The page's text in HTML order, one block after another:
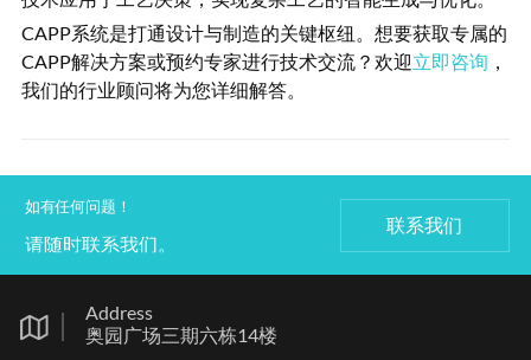
CAPP系统是打通设计与制造的关键枢纽。想要获取专属的
CAPP解决方案或预约专家进行技术交流？欢迎立即咨询
我们的行业顾问将为您详细解答。
如有任何问题！
请随时联系我们。
联系我们
Address
奥园广场三期六栋14楼